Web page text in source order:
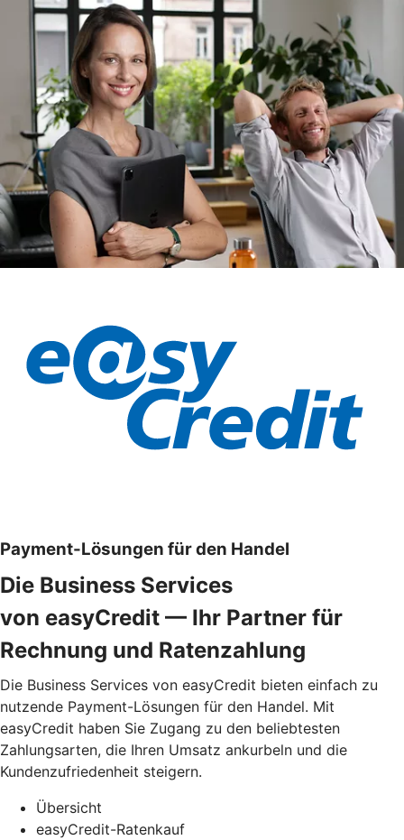
Payment-Lösungen für den Handel
Die Business Services
von easyCredit — Ihr Partner für
Rechnung und Ratenzahlung
Die Business Services von easyCredit bieten einfach zu
nutzende Payment-Lösungen für den Handel. Mit
easyCredit haben Sie Zugang zu den beliebtesten
Zahlungsarten, die Ihren Umsatz ankurbeln und die
Kundenzufriedenheit steigern.
Übersicht
easyCredit-Ratenkauf